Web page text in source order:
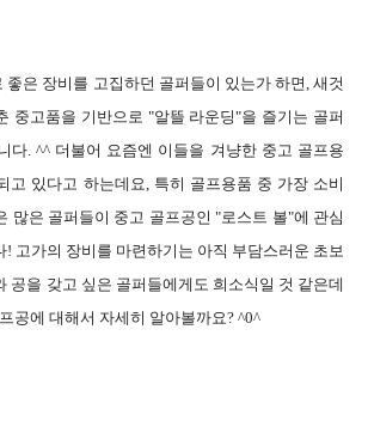
좋은 장비를 고집하던 골퍼들이 있는가 하면, 새것
중고품을 기반으로 "알뜰 라운딩"을 즐기는 골퍼
다. ^^ 더불어 요즘엔 이들을 겨냥한 중고 골프용
고 있다고 하는데요, 특히 골프용품 중 가장 소비
많은 골퍼들이 중고 골프공인 "로스트 볼"에 관심
! 고가의 장비를 마련하기는 아직 부담스러운 초보
공을 갖고 싶은 골퍼들에게도 희소식일 것 같은데
공에 대해서 자세히 알아볼까요? ^0^